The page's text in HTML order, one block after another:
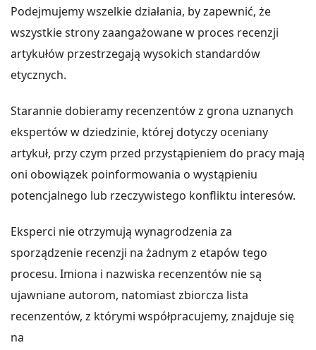
Podejmujemy wszelkie działania, by zapewnić, że
wszystkie strony zaangażowane w proces recenzji
artykułów przestrzegają wysokich standardów
etycznych.
Starannie dobieramy recenzentów z grona uznanych
ekspertów w dziedzinie, której dotyczy oceniany
artykuł, przy czym przed przystąpieniem do pracy mają
oni obowiązek poinformowania o wystąpieniu
potencjalnego lub rzeczywistego konfliktu interesów.
Eksperci nie otrzymują wynagrodzenia za
sporządzenie recenzji na żadnym z etapów tego
procesu. Imiona i nazwiska recenzentów nie są
ujawniane autorom, natomiast zbiorcza lista
recenzentów, z którymi współpracujemy, znajduje się
na